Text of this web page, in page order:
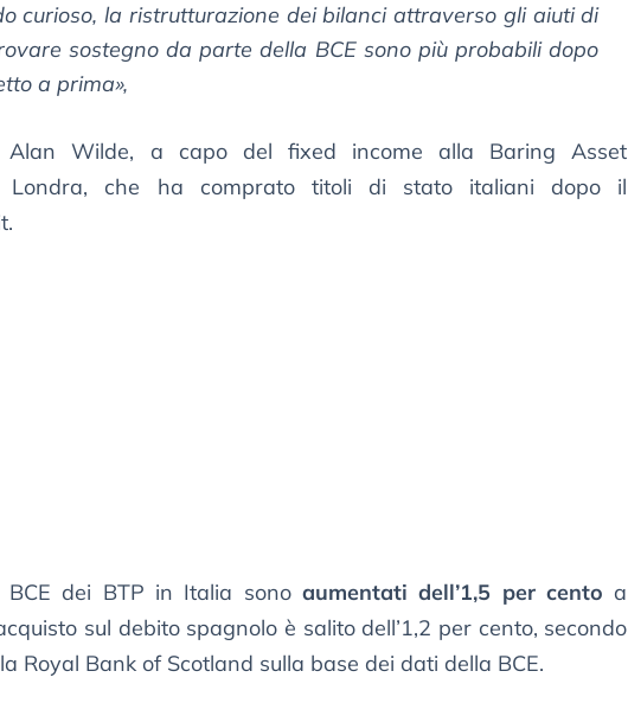
curioso, la ristrutturazione dei bilanci attraverso gli aiuti di
sostegno da parte della BCE sono più probabili dopo
a prima»,
Alan Wilde, a capo del fixed income alla Baring Asset
Londra, che ha comprato titoli di stato italiani dopo il
BCE dei BTP in Italia sonoaumentati dell’1,5 per centoa
sul debito spagnolo è salito dell’1,2 per cento, secondo
Royal Bank of Scotland sulla base dei dati della BCE.